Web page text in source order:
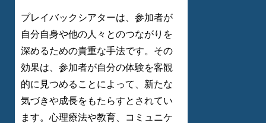
プレイバックシアターは、参加者が
自分自身や他の人々とのつながりを
深めるための貴重な手法です。その
効果は、参加者が自分の体験を客観
的に見つめることによって、新たな
気づきや成長をもたらすとされてい
ます。心理療法や教育、コミュニケ